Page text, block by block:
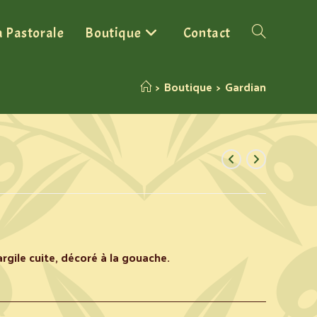
Pastorale Boutique Contact
> Boutique > Gardian
cuite, décoré à la gouache.